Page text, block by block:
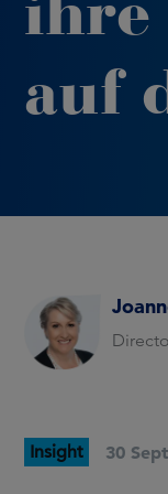
auf
Insight 30